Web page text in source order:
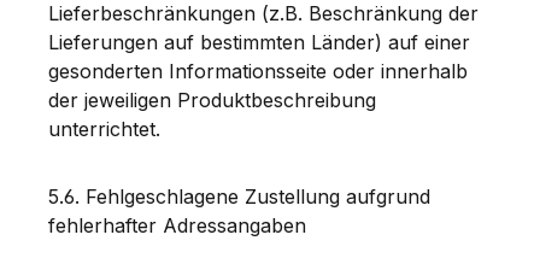
Lieferbeschränkungen (z.B. Beschränkung der
Lieferungen auf bestimmten Länder) auf einer
gesonderten Informationsseite oder innerhalb
der jeweiligen Produktbeschreibung
unterrichtet.
5.6. Fehlgeschlagene Zustellung aufgrund
fehlerhafter Adressangaben